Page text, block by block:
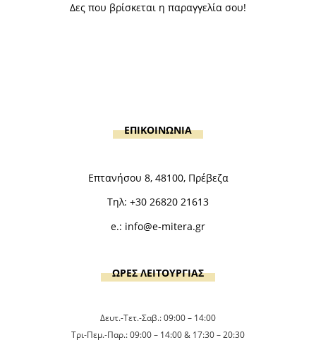
Δες που βρίσκεται η παραγγελία σου!
ΕΠΙΚΟΙΝΩΝΙΑ
Επτανήσου 8, 48100, Πρέβεζα
Τηλ: +30 26820 21613
e.: info@e-mitera.gr
ΩΡΕΣ ΛΕΙΤΟΥΡΓΙΑΣ
Δευτ.-Τετ.-Σαβ.: 09:00 – 14:00
Τρι-Πεμ.-Παρ.: 09:00 – 14:00 & 17:30 – 20:30